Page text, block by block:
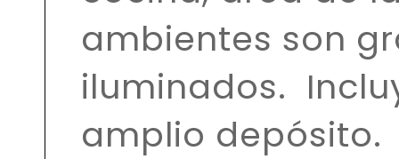
ambientes son
iluminados.
amplio depósito.